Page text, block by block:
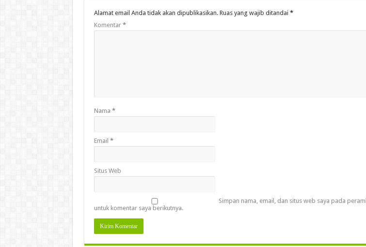
Alamat email Anda tidak akan dipublikasikan. Ruas yang wajib ditandai *
Komentar *
Nama *
Email *
Situs Web
Simpan nama, email, dan situs web saya pada
untuk komentar saya berikutnya.